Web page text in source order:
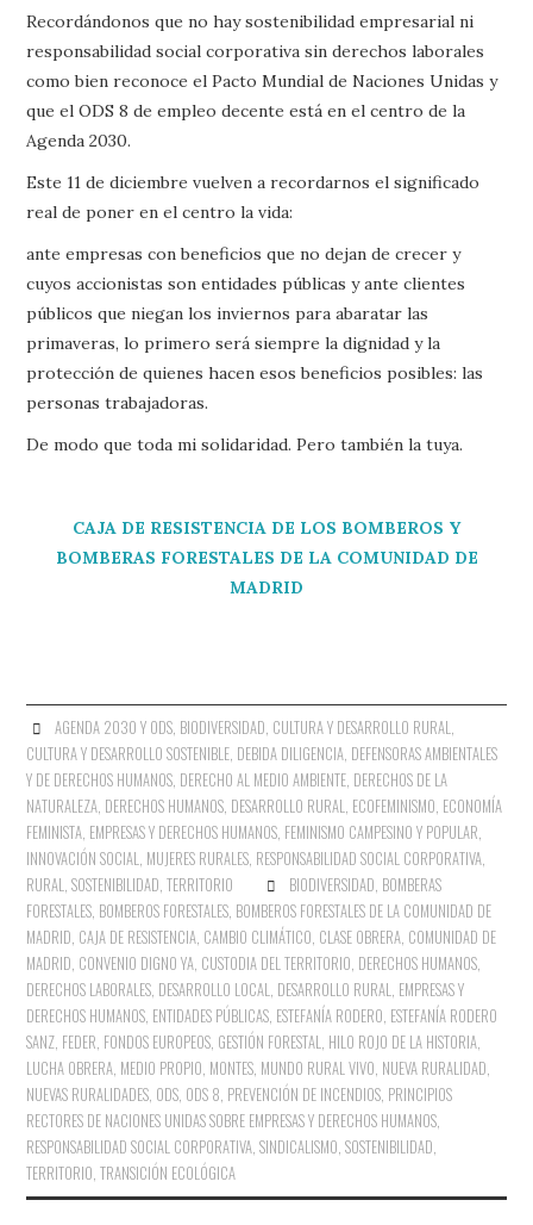
Recordándonos que no hay sostenibilidad empresarial ni
responsabilidad social corporativa sin derechos laborales
como bien reconoce el Pacto Mundial de Naciones Unidas y
que el ODS 8 de empleo decente está en el centro de la
Agenda 2030.
Este 11 de diciembre vuelven a recordarnos el significado
real de poner en el centro la vida:
ante empresas con beneficios que no dejan de crecer y
cuyos accionistas son entidades públicas y ante clientes
públicos que niegan los inviernos para abaratar las
primaveras, lo primero será siempre la dignidad y la
protección de quienes hacen esos beneficios posibles: las
personas trabajadoras.
De modo que toda mi solidaridad. Pero también la tuya.
CAJA DE RESISTENCIA DE LOS BOMBEROS Y
BOMBERAS FORESTALES DE LA COMUNIDAD DE
MADRID
AGENDA 2030 Y ODS, BIODIVERSIDAD CULTURA Y DESARROLLO RURAL
CULTURA Y DESARROLLO SOSTENIBLE DEBIDA DILIGENCIA DEFENSORAS AMBIENTALES
Y DE DERECHOS HUMANOS DERECHO AL MEDIO AMBIENTE DERECHOS DE LA
NATURALEZA DERECHOS HUMANOS DESARROLLO RURAL ECOFEMINISMO ECONOMÍA
FEMINISTA EMPRESAS Y DERECHOS HUMANOS FEMINISMO CAMPESINO Y POPULAR
INNOVACIÓN SOCIAL MUJERES RURALES RESPONSABILIDAD SOCIAL CORPORATIVA
RURAL ,SOSTENIBILIDAD ,TERRITORIO BIODIVERSIDAD BOMBERAS
FORESTALES BOMBEROS FORESTALES BOMBEROS FORESTALES DE LA COMUNIDAD DE
MADRID CAJA DE RESISTENCIA CAMBIO CLIMÁTICO CLASE OBRERA COMUNIDAD DE
MADRID CONVENIO DIGNO YA CUSTODIA DEL TERRITORIO DERECHOS HUMANOS
DERECHOS LABORALES DESARROLLO LOCAL DESARROLLO RURAL EMPRESAS Y
DERECHOS HUMANOS ENTIDADES PÚBLICAS ESTEFANÍA RODERO ESTEFANÍA RODERO
SANZ FEDER FONDOS EUROPEOS GESTIÓN FORESTAL HILO ROJO DE LA HISTORIA
LUCHA OBRERA MEDIO PROPIO MONTES MUNDO RURAL VIVO NUEVA RURALIDAD
NUEVAS RURALIDADES ODS ODS 8 PREVENCIÓN DE INCENDIOS PRINCIPIOS
RECTORES DE NACIONES UNIDAS SOBRE EMPRESAS Y DERECHOS HUMANOS
RESPONSABILIDAD SOCIAL CORPORATIVA ,SINDICALISMO ,SOSTENIBILIDAD
TERRITORIO ,TRANSICIÓN ECOLÓGICA